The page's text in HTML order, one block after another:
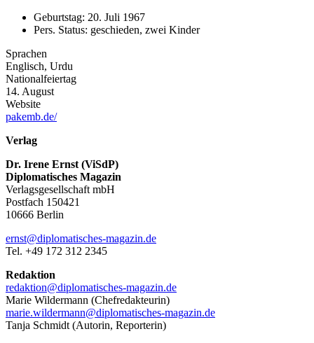
Geburtstag: 20. Juli 1967
Pers. Status: geschieden, zwei Kinder
Sprachen
Englisch, Urdu
Nationalfeiertag
14. August
Website
pakemb.de/
Verlag
Dr. Irene Ernst (ViSdP)
Diplomatisches Magazin
Verlagsgesellschaft mbH
Postfach 150421
10666 Berlin
ernst@diplomatisches-magazin.de
Tel. +49 172 312 2345
Redaktion
redaktion@diplomatisches-magazin.de
Marie Wildermann (Chefredakteurin)
marie.wildermann@diplomatisches-magazin.de
Tanja Schmidt (Autorin, Reporterin)